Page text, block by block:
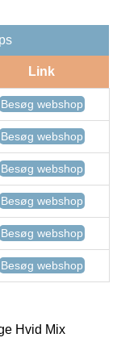
Link
Besøg webshop
Besøg webshop
Besøg webshop
Besøg webshop
Besøg webshop
Besøg webshop
Hvid Mix